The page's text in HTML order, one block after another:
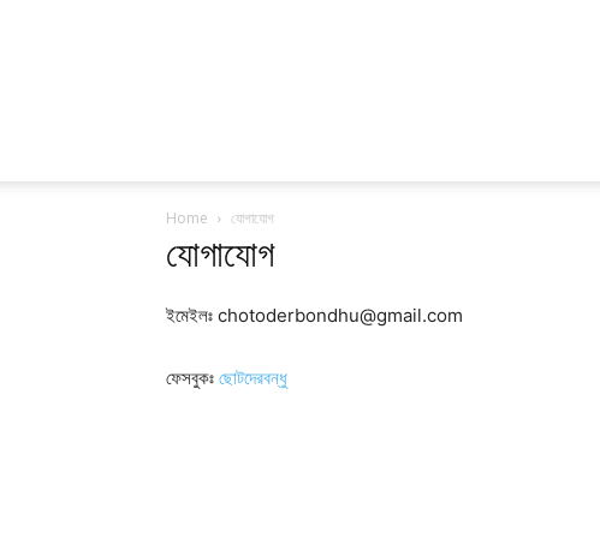
Home যোগাযোগ
যোগাযোগ
ইমেইলঃ chotoderbondhu@gmail.com
ফেসবুকঃ ছোটদেরবন্ধু